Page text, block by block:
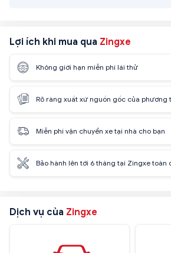
Lợi ích khi mua qua Zingxe
Không giới hạn miễn phí lái thử
Rõ ràng xuất xứ nguồn gốc của phương
Miễn phí vận chuyển xe tại nhà cho bạn
Bảo hành lên tới 6 tháng tại Zingxe toàn
Dịch vụ của Zingxe